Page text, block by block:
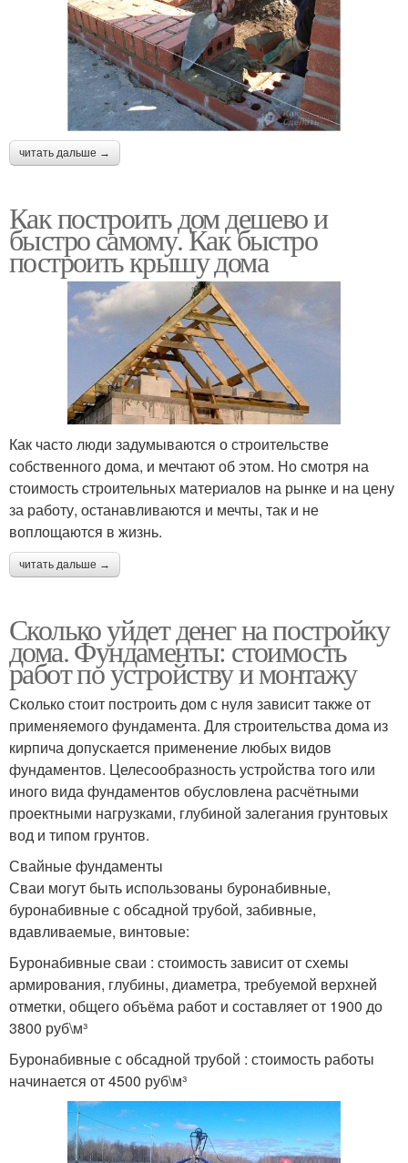
читать дальше →
Как построить дом дешево и
быстро самому. Как быстро
построить крышу дома
Как часто люди задумываются о строительстве
собственного дома, и мечтают об этом. Но смотря на
стоимость строительных материалов на рынке и на цену
за работу, останавливаются и мечты, так и не
воплощаются в жизнь.
читать дальше →
Сколько уйдет денег на постройку
дома. Фундаменты: стоимость
работ по устройству и монтажу
Сколько стоит построить дом с нуля зависит также от
применяемого фундамента. Для строительства дома из
кирпича допускается применение любых видов
фундаментов. Целесообразность устройства того или
иного вида фундаментов обусловлена расчётными
проектными нагрузками, глубиной залегания грунтовых
вод и типом грунтов.
Свайные фундаменты
Сваи могут быть использованы буронабивные,
буронабивные с обсадной трубой, забивные,
вдавливаемые, винтовые:
Буронабивные сваи : стоимость зависит от схемы
армирования, глубины, диаметра, требуемой верхней
отметки, общего объёма работ и составляет от 1900 до
3800 руб\м³
Буронабивные с обсадной трубой : стоимость работы
начинается от 4500 руб\м³